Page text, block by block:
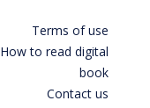
Terms of use
How to read digital
book
Contact us